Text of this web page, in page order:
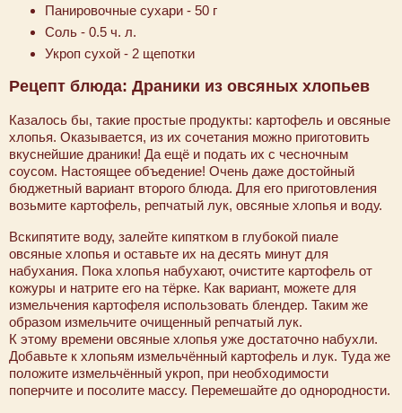
Панировочные сухари - 50 г
Соль - 0.5 ч. л.
Укроп сухой - 2 щепотки
Рецепт блюда: Драники из овсяных хлопьев
Казалось бы, такие простые продукты: картофель и овсяные
хлопья. Оказывается, из их сочетания можно приготовить
вкуснейшие драники! Да ещё и подать их с чесночным
соусом. Настоящее объедение! Очень даже достойный
бюджетный вариант второго блюда. Для его приготовления
возьмите картофель, репчатый лук, овсяные хлопья и воду.
Вскипятите воду, залейте кипятком в глубокой пиале
овсяные хлопья и оставьте их на десять минут для
набухания. Пока хлопья набухают, очистите картофель от
кожуры и натрите его на тёрке. Как вариант, можете для
измельчения картофеля использовать блендер. Таким же
образом измельчите очищенный репчатый лук.
К этому времени овсяные хлопья уже достаточно набухли.
Добавьте к хлопьям измельчённый картофель и лук. Туда же
положите измельчённый укроп, при необходимости
поперчите и посолите массу. Перемешайте до однородности.